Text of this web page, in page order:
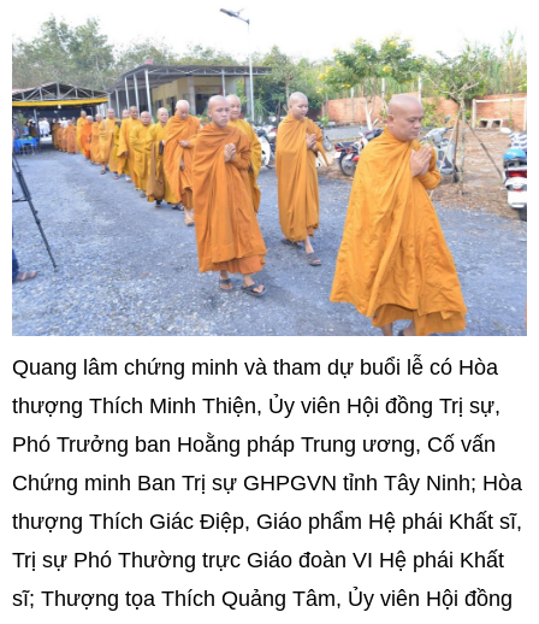
Quang lâm chứng minh và tham dự buổi lễ có Hòa
thượng Thích Minh Thiện, Ủy viên Hội đồng Trị sự,
Phó Trưởng ban Hoằng pháp Trung ương, Cố vấn
Chứng minh Ban Trị sự GHPGVN tỉnh Tây Ninh; Hòa
thượng Thích Giác Điệp, Giáo phẩm Hệ phái Khất sĩ,
Trị sự Phó Thường trực Giáo đoàn VI Hệ phái Khất
sĩ; Thượng tọa Thích Quảng Tâm, Ủy viên Hội đồng